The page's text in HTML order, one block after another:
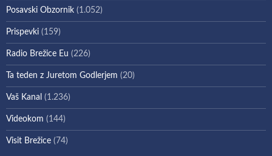
Posavski Obzornik (1.052)
Prispevki (159)
Radio Brežice Eu (226)
Ta teden z Juretom Godlerjem (20)
Vaš Kanal (1.236)
Videokom (144)
Visit Brežice (74)